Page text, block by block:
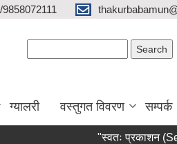
ग्यालरी वस्तुगत विवरण सम्पर्क
"स्वतः प्रकाशन